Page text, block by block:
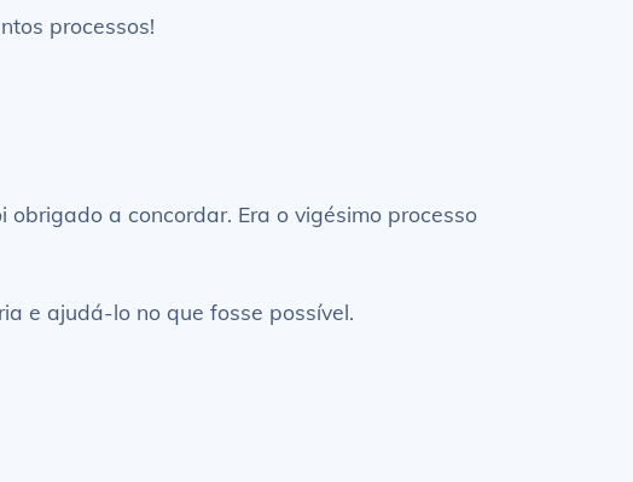
processos!
a concordar. Era o vigésimo processo
e ajudá-lo no que fosse possível.